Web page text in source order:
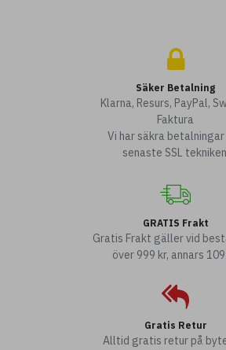
Säker Betalning
Klarna, Resurs, PayPal,
Faktura
Vi har säkra betalningar
senaste SSL
GRATIS Frakt
Gratis Frakt gäller vid
över 999 kr, annars 109
Gratis Retur
Alltid gratis retur på